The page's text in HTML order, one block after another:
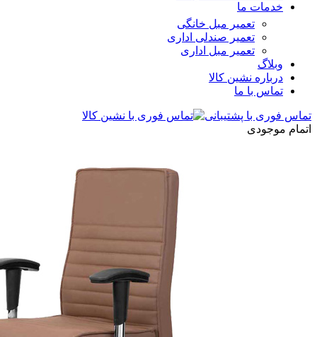
خدمات ما
تعمیر مبل خانگی
تعمیر صندلی اداری
تعمیر مبل اداری
وبلاگ
درباره نشین کالا
تماس با ما
تماس فوری با پشتیبانی
اتمام موجودی